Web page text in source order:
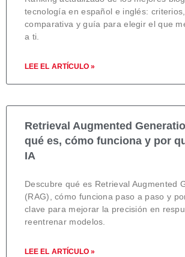
tecnología en español e inglés:
comparativa y guía para elegir el que
a ti.
LEE EL ARTÍCULO »
Retrieval Augmented
qué es, cómo funciona y por
IA
Descubre qué es Retrieval Augmented
(RAG), cómo funciona paso a paso y
clave para mejorar la precisión en
reentrenar modelos.
LEE EL ARTÍCULO »